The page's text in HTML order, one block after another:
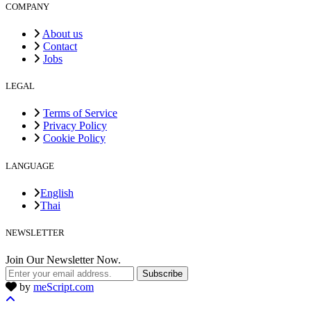
COMPANY
About us
Contact
Jobs
LEGAL
Terms of Service
Privacy Policy
Cookie Policy
LANGUAGE
English
Thai
NEWSLETTER
Join Our Newsletter Now.
Subscribe
by meScript.com